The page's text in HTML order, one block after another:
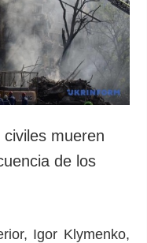
mueren
de los
Igor Klymenko,